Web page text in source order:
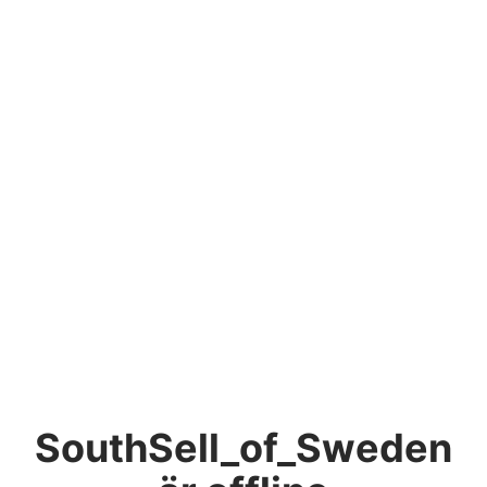
SouthSell_of_Sweden